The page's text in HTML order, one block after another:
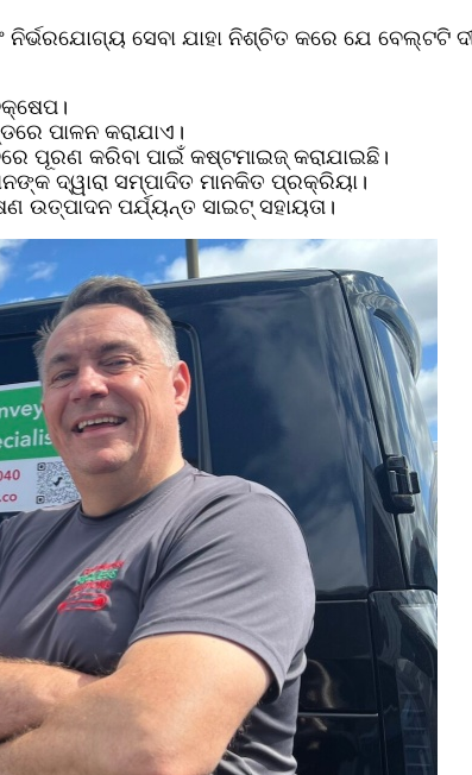
ସେବା ଯାହା ନିଶ୍ଚିତ କରେ ଯେ ବେଲ୍ଟଟି
ପାଳନ କରାଯାଏ।
ପୂରଣ କରିବା ପାଇଁ କଷ୍ଟମାଇଜ୍ କରାଯାଇଛି।
ଦ୍ୱାରା ସମ୍ପାଦିତ ମାନକିତ ପ୍ରକ୍ରିୟା।
ଉତ୍ପାଦନ ପର୍ଯ୍ୟନ୍ତ ସାଇଟ୍ ସହାୟତା।